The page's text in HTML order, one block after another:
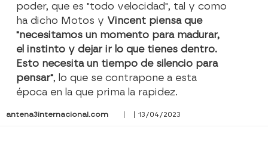
poder, que es "todo velocidad", tal y como
ha dicho Motos y Vincent piensa que
"necesitamos un momento para madurar,
el instinto y dejar ir lo que tienes dentro.
Esto necesita un tiempo de silencio para
pensar", lo que se contrapone a esta
época en la que prima la rapidez.
antena3internacional.com | | 13/04/2023